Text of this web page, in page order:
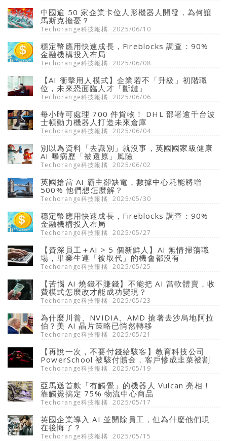
中國逾 50 家企業卡位人形機器人開發，為何讓
馬斯克擔憂？
Techorange科技報橘 2025/06/10
穩定幣應用快速成長，Fireblocks 調查：90%
金融機構投入布局
Techorange科技報橘 2025/06/08
【AI 衝擊用人模式】企業若不「升級」初階職
位，未來恐面臨人才「斷鏈」
Techorange科技報橘 2025/06/06
每小時可處理 700 件貨物！ DHL 部署逾千台波
士頓動力機器人打造未來倉庫
Techorange科技報橘 2025/06/04
別以為資料「去識別」就沒事，英國國家級健康
AI 曝病歷「被還原」風險
Techorange科技報橘 2025/06/02
英國搶當 AI 霸主卻缺電，數據中心耗能將增
500% 他們想怎麼解？
Techorange科技報橘 2025/05/30
穩定幣應用快速成長，Fireblocks 調查：90%
金融機構投入布局
Techorange科技報橘 2025/05/27
【資深員工＋AI > 5 個新鮮人】AI 無情掃蕩職
場，畢業生連「被取代」的機會都沒有
Techorange科技報橘 2025/05/25
【苦惱 AI 燒錢不賺錢】不能把 AI 當軟體賣，收
費模式怎麼改才能成功變現？
Techorange科技報橘 2025/05/23
為什麼川普、NVIDIA、AMD 搶著去沙烏地阿拉
伯？美 AI 晶片策略已悄然轉移
Techorange科技報橘 2025/05/21
【再說一次，不要付錢給駭客】教育科技公司
PowerSchool 被駭付贖金，客戶慘成韭菜被割
Techorange科技報橘 2025/05/19
亞馬遜首款「有觸覺」的機器人 Vulcan 亮相！
靠觸覺搞定 75% 物流中心商品
Techorange科技報橘 2025/05/17
英國企業導入 AI 並開除員工，但為什麼他們現
在後悔了？
Techorange科技報橘 2025/05/15